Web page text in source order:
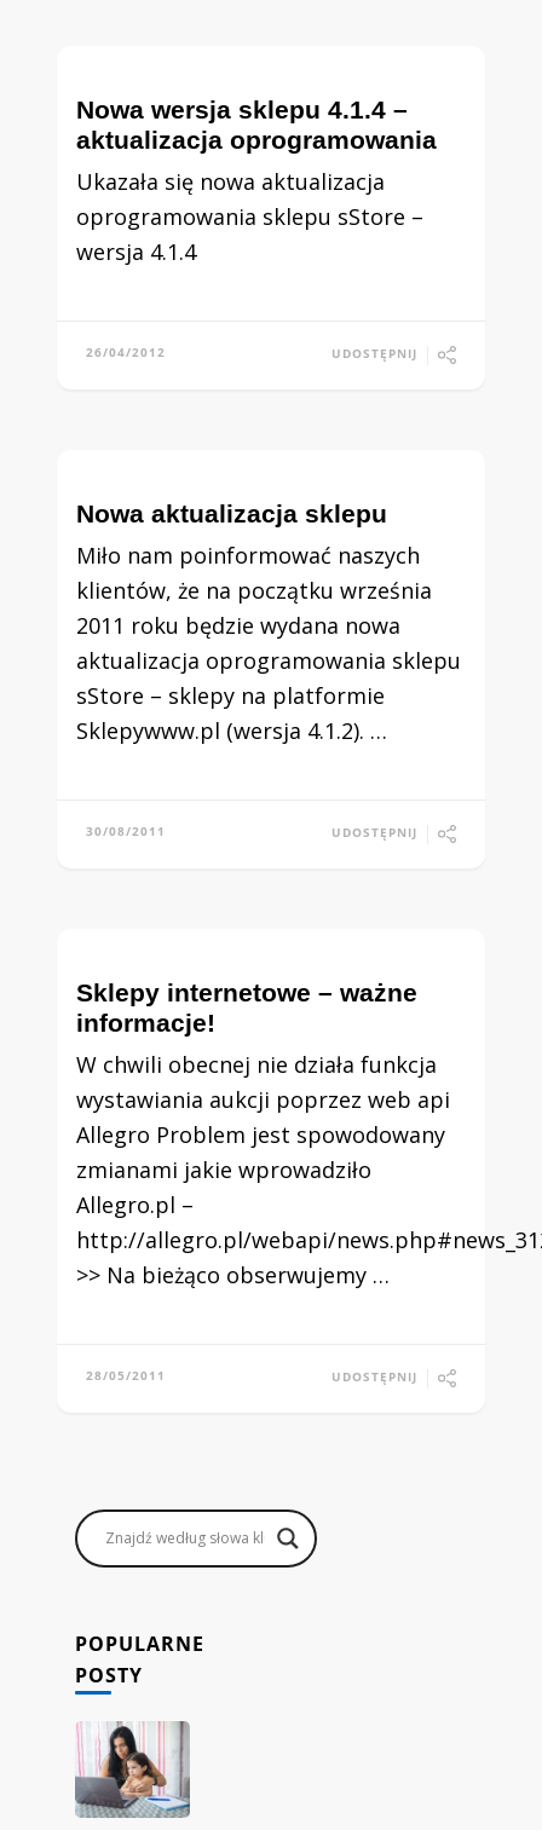
Nowa wersja sklepu 4.1.4 –
aktualizacja oprogramowania
Ukazała się nowa aktualizacja
oprogramowania sklepu sStore –
wersja 4.1.4
26/04/2012 UDOSTĘPNIJ
Nowa aktualizacja sklepu
Miło nam poinformować naszych
klientów, że na początku września
2011 roku będzie wydana nowa
aktualizacja oprogramowania sklepu
sStore – sklepy na platformie
Sklepywww.pl (wersja 4.1.2). …
30/08/2011 UDOSTĘPNIJ
Sklepy internetowe – ważne
informacje!
W chwili obecnej nie działa funkcja
wystawiania aukcji poprzez web api
Allegro Problem jest spowodowany
zmianami jakie wprowadziło
Allegro.pl –
http://allegro.pl/webapi/
>> Na bieżąco obserwujemy …
28/05/2011 UDOSTĘPNIJ
POPULARNE
POSTY